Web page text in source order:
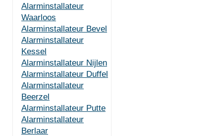
Alarminstallateur
Waarloos
Alarminstallateur Bevel
Alarminstallateur
Kessel
Alarminstallateur Nijlen
Alarminstallateur Duffel
Alarminstallateur
Beerzel
Alarminstallateur Putte
Alarminstallateur
Berlaar